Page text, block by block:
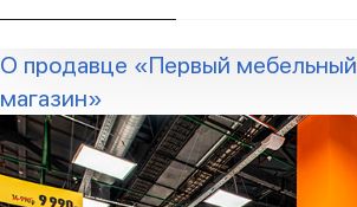
О продавце «Первый мебельный
магазин»